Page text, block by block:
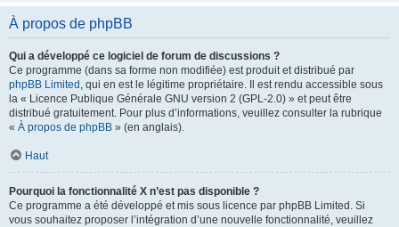
À propos de phpBB
Qui a développé ce logiciel de forum de discussions ?
Ce programme (dans sa forme non modifiée) est produit et distribué par
phpBB Limited , qui en est le légitime propriétaire. Il est rendu accessible sous
la « Licence Publique Générale GNU version 2 (GPL-2.0) » et peut être
distribué gratuitement. Pour plus d’informations, veuillez consulter la rubrique
« À propos de phpBB » (en anglais).
Haut
Pourquoi la fonctionnalité X n’est pas disponible ?
Ce programme a été développé et mis sous licence par phpBB Limited. Si
vous souhaitez proposer l’intégration d’une nouvelle fonctionnalité, veuillez